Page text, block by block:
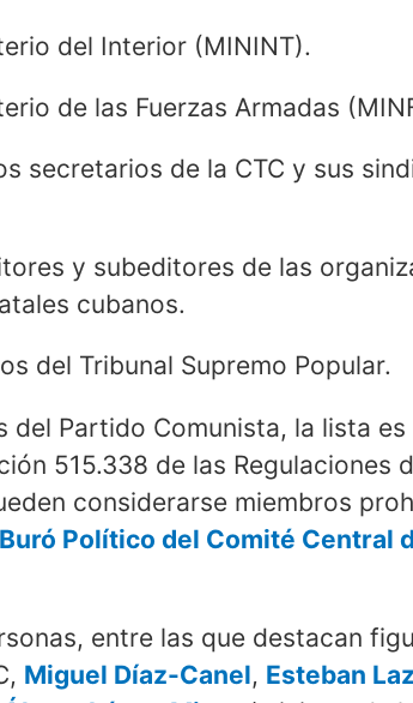
del Interior (MININT).
de las Fuerzas Armadas
secretarios de la CTC y sus
y subeditores de las
cubanos.
del Tribunal Supremo Popular.
del Partido Comunista, la lista es
515.338 de las Regulaciones
considerarse miembros
Político del Comité Central
entre las que destacan
Miguel Díaz-Canel, Esteban